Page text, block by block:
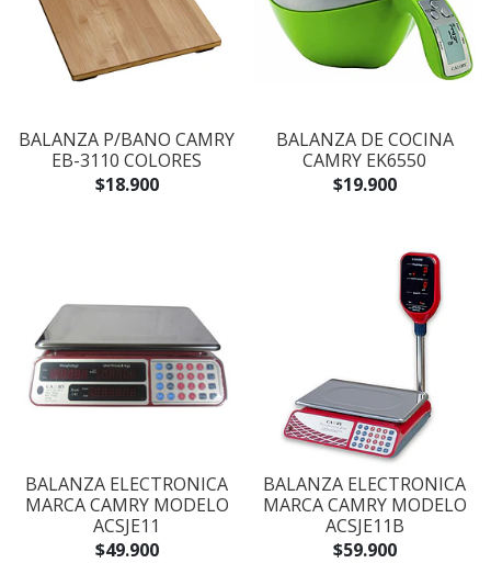
BALANZA P/BANO CAMRY
EB-3110 COLORES
$18.900
BALANZA DE COCINA
CAMRY EK6550
$19.900
BALANZA ELECTRONICA
MARCA CAMRY MODELO
ACSJE11
$49.900
BALANZA ELECTRONICA
MARCA CAMRY MODELO
ACSJE11B
$59.900